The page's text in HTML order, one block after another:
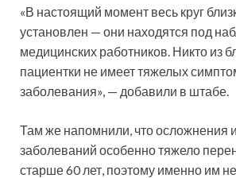
«В настоящий момент весь круг
установлен — они находятся под
медицинских работников. Никто из
пациентки не имеет тяжелых
заболевания», — добавили в штабе.
Там же напомнили, что осложнения
заболеваний особенно тяжело
старше 60 лет, поэтому именно им